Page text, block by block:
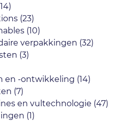
(23)
(10)
verpakkingen (32)
(3)
en -ontwikkeling (14)
(7)
en vultechnologie (47)
(1)